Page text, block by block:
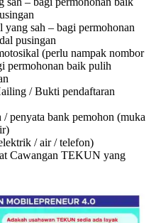
sah – bagi permohonan
pusingan
(perlu nampak nombor
permohonan baik pulih
/ Bukti pendaftaran
penyata bank pemohon (muka
/ air / telefon)
Cawangan TEKUN yang